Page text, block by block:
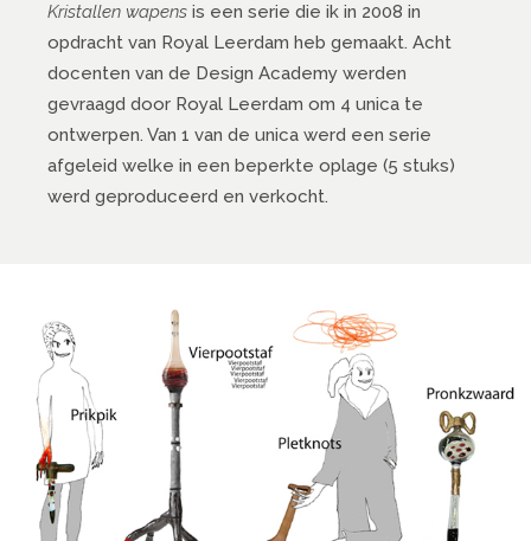
Kristallen wapens is een serie die ik in 2008 in
opdracht van Royal Leerdam heb gemaakt. Acht
docenten van de Design Academy werden
gevraagd door Royal Leerdam om 4 unica te
ontwerpen. Van 1 van de unica werd een serie
afgeleid welke in een beperkte oplage (5 stuks)
werd geproduceerd en verkocht.